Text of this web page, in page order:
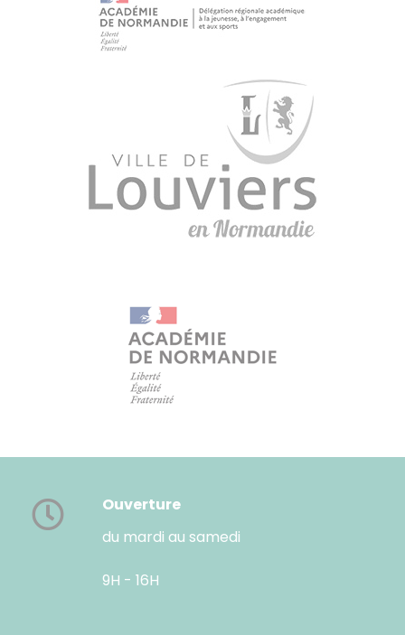
Ouverture
du mardi au samedi
9H - 16H